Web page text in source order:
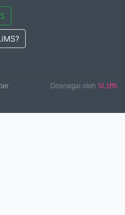
Ditenagai oleh SLiMS